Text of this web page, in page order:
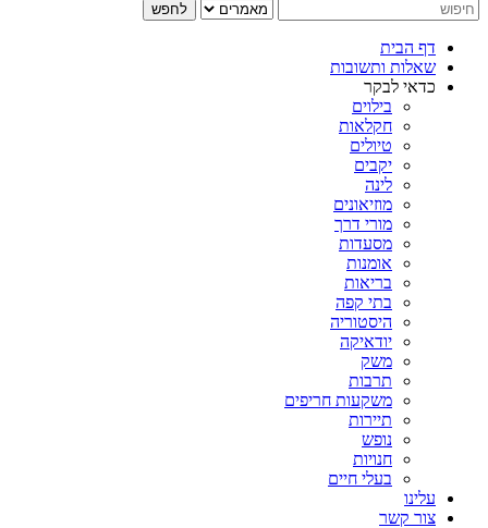
לחפש
דף הבית
שאלות ותשובות
כדאי לבקר
בילוים
חקלאות
טיולים
יקבים
לינה
מוזיאונים
מורי דרך
מסעדות
אומנות
בריאות
בתי קפה
היסטוריה
יודאיקה
משק
תרבות
משקעות חריפים
תיירות
נופש
חנויות
בעלי חיים
עלינו
צור קשר